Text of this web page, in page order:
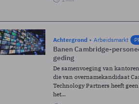
Achtergrond Arbeidsmarkt
Banen Cambridge-
geding
De samenvoeging van
die van overnamekandidaat
Technology Partners heeft
het...